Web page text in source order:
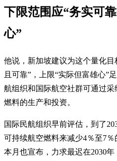
下限范围应“务实可
心”
他说，新加坡建议为这个量化
且可靠”，上限“实际但富雄心”
航组织和国际航空社群可通过
燃料的生产和投资。
国际民航组织早前评估，到了
可持续航空燃料来减少4％至7
本月也宣布，力求最迟在2030